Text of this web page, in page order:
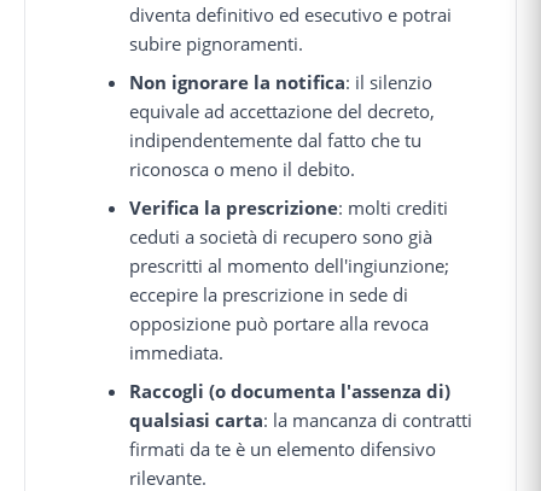
diventa definitivo ed esecutivo e potrai
subire pignoramenti.
Non ignorare la notifica: il silenzio
equivale ad accettazione del decreto,
indipendentemente dal fatto che tu
riconosca o meno il debito.
Verifica la prescrizione: molti crediti
ceduti a società di recupero sono già
prescritti al momento dell'ingiunzione;
eccepire la prescrizione in sede di
opposizione può portare alla revoca
immediata.
Raccogli (o documenta l'assenza di)
qualsiasi carta: la mancanza di contratti
firmati da te è un elemento difensivo
rilevante.